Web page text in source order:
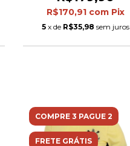
R$170,91 com Pix
5 x de R$35,98 sem juros
COMPRE 3 PAGUE 2
FRETE GRÁTIS